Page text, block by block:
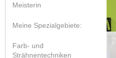
Meisterin
Meine Spezialgebiete:
Farb- und
Strähnentechniken